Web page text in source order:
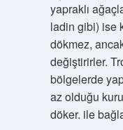
yapraklı
ladin gibi) ise
dökmez,
değiştirirler.
bölgelerde
az olduğu
döker. ile